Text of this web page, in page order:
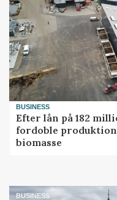
BUSINESS
Efter lån på 182
fordoble
biomasse
BUSINESS